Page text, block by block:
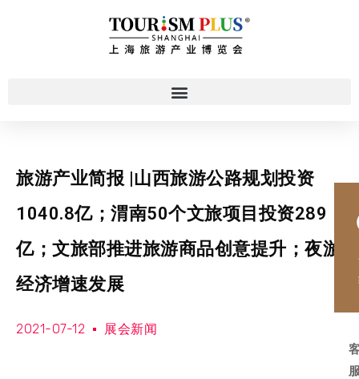
旅游产业简报 |山西旅游公路规划投资
1040.8亿；渭南50个文旅项目投资289
亿；文旅部推进旅游商品创意提升；夜游
经济增速发展
2021-07-12 展会新闻